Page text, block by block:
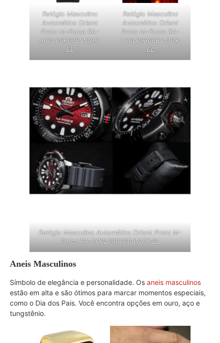
Relógio Masculino
Automático Orient
Preto M-Force RA-
AC0L09R00B W1PX-
EL
Relógio Masculino
Automático Orient
Preto M-Force RA-
AC0L09R00B W1PX-
EL
Relógio Masculino Automático Orient Preto M-
Force RA-AC0L09R00B W1PX-EL
Aneis Masculinos
Símbolo de elegância e personalidade. Os aneis masculinos
estão em alta e são ótimos para marcar momentos especiais,
como o Dia dos Pais. Você encontra opções em ouro, aço e
tungstênio.